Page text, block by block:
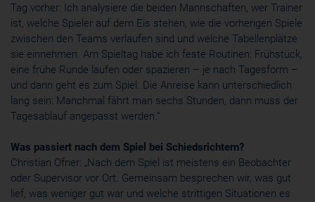
Tag vorher: Ich analysiere die beiden Mannschaften, wer Trainer
ist, welche Spieler auf dem Eis stehen, wie die vorherigen Spiele
zwischen den Teams verlaufen sind und welche Tabellenplätze
sie einnehmen. Am Spieltag habe ich feste Routinen: Frühstück,
eine frühe Runde laufen oder spazieren – je nach Tagesform –
und dann geht es zum Spiel. Die Anreise kann unterschiedlich
lang sein: Manchmal fährt man sechs Stunden, dann muss der
Tagesablauf angepasst werden.“
Was passiert nach dem Spiel bei Schiedsrichtern?
Christian Ofner: „Nach dem Spiel ist meistens ein Beobachter
oder Supervisor vor Ort. Gemeinsam besprechen wir, was gut
lief, was weniger gut war und welche strittigen Situationen es